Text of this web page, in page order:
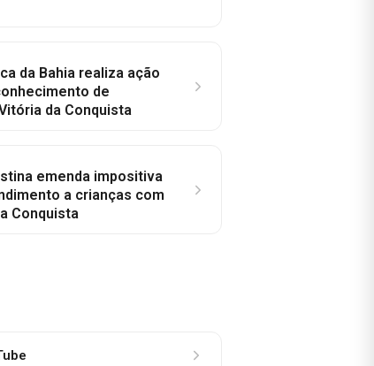
da Bahia realiza ação
de
da Conquista
emenda impositiva
a crianças com
Conquista